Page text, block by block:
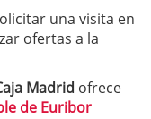
una visita en
ofertas a la
Madrid ofrece
de Euribor